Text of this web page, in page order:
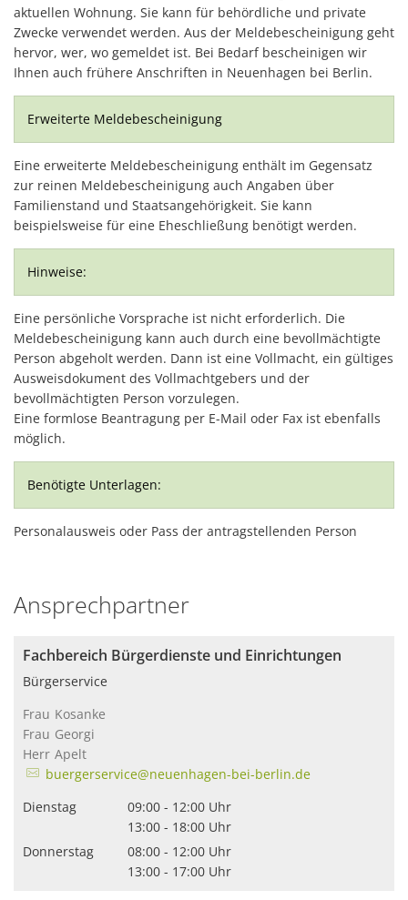
aktuellen Wohnung. Sie kann für behördliche und private
Zwecke verwendet werden. Aus der Meldebescheinigung geht
hervor, wer, wo gemeldet ist. Bei Bedarf bescheinigen wir
Ihnen auch frühere Anschriften in Neuenhagen bei Berlin.
Erweiterte Meldebescheinigung
Eine erweiterte Meldebescheinigung enthält im Gegensatz
zur reinen Meldebescheinigung auch Angaben über
Familienstand und Staatsangehörigkeit. Sie kann
beispielsweise für eine Eheschließung benötigt werden.
Hinweise:
Eine persönliche Vorsprache ist nicht erforderlich. Die
Meldebescheinigung kann auch durch eine bevollmächtigte
Person abgeholt werden. Dann ist eine Vollmacht, ein gültiges
Ausweisdokument des Vollmachtgebers und der
bevollmächtigten Person vorzulegen.
Eine formlose Beantragung per E-Mail oder Fax ist ebenfalls
möglich.
Benötigte Unterlagen:
Personalausweis oder Pass der antragstellenden Person
Ansprechpartner
Fachbereich Bürgerdienste und Einrichtungen
Bürgerservice
Frau Kosanke
Frau Georgi
Herr Apelt
buergerservice@neuenhagen-bei-berlin.de
Dienstag
09:00 - 12:00 Uhr
Von 09:00 bis 12:00 Uhr
13:00 - 18:00 Uhr
Von 13:00 bis 18:00 Uhr
Donnerstag 08:00 - 12:00 Uhr
Von 08:00 bis 12:00 Uhr
13:00 - 17:00 Uhr